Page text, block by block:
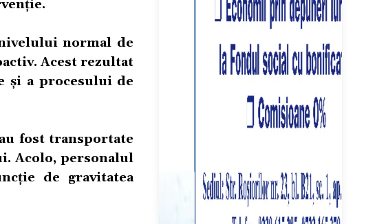
normal de
Acest rezultat
și a procesului de
fost transportate
Acolo, personalul
de gravitatea